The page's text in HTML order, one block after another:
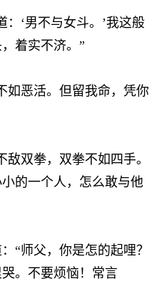
：‘男不与女斗。’我这般
着实不济。”
如恶活。但留我命，凭你
敌双拳，双拳不如四手。
的一个人，怎么敢与他
“师父，你是怎的起哩？
。不要烦恼！常言